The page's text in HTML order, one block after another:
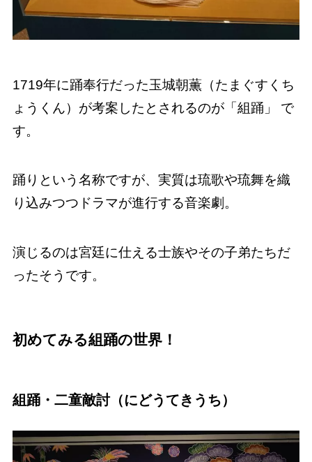
1719年に踊奉行だった玉城朝薫（たまぐすくち
ょうくん）が考案したとされるのが「組踊」 で
す。
踊りという名称ですが、実質は琉歌や琉舞を織
り込みつつドラマが進行する音楽劇。
演じるのは宮廷に仕える士族やその子弟たちだ
ったそうです。
初めてみる組踊の世界！
組踊・二童敵討（にどうてきうち）